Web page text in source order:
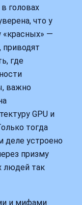
головах
что у
«красных» —
приводят
где
важно
GPU и
тогда
деле устроено
призму
людей так
и мифами